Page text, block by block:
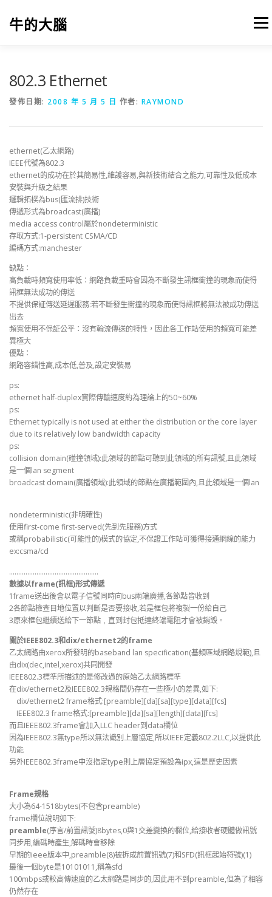
牛的大腦 選單
802.3 Ethernet
發佈日期: 2008 年 5 月 5 日 作者: RAYMOND
ethernet(乙太網路)
IEEE代號為802.3
ethernet的成功在於其簡易性,維護容易,與新技術結合之能力,可靠性及低成本
安裝與升級之結果
邏輯拓樸為bus(匯流排)技術
傳遞形式為broadcast(廣播)
media access control屬於nondeterministic
存取方式:1-persistent CSMA/CD
編碼方式:manchester
缺點：
高負載時頻寬使用率低：網路負載重時會因為不斷發生訊框衝撞的現象而使得
訊框無法成功的傳送
不提供保証傳送延遲服務:若不斷發生衝撞的現象而使得訊框將無法被成功傳送
出去
頻寬使用不保証公平：沒有輪流傳送的特性，因此各工作站使用的頻寬可能差
異極大
優點：
網路容錯性高,成本低,普及,設定安裝易
ps:
ethernet half-duplex實際傳輸速度約為理論上的50~60%
ps:
Ethernet typically is not used at either the distribution or the core layer
due to its relatively low bandwidth capacity
ps:
collision domain(碰撞領域):此領域的節點可聽到此領域的所有訊號,且此領域
是一個lan segment
broadcast domain(廣播領域):此領域的節點在廣播範圍內,且此領域是一個lan
nondeterministic(非明確性)
使用first-come first-served(先到先服務)方式
或稱probabilistic(可能性的)模式的協定,不保證工作站可獲得接通網線的能力
ex:csma/cd
………………………………………….
數據以frame(訊框)形式傳遞
1frame送出後會以電子信號同時向bus兩端廣播,各節點皆收到
2各節點檢查目地位置以判斷是否要接收,若是框包將複製一份給自己
3原來框包繼續送給下一節點﹐直到封包抵達終端電阻才會被銷毀。
關於IEEE802.3和dix/ethernet2的frame
乙太網路由xerox所發明的baseband lan specification(基頻區域網路規範),且
由dix(dec,intel,xerox)共同開發
IEEE802.3標準所描述的是修改過的原始乙太網路標準
在dix/ethernet2及IEEE802.3規格間仍存在一些極小的差異,如下:
dix/ethernet2 frame格式:[preamble][da][sa][type][data][fcs]
IEEE802.3 frame格式:[preamble][da][sa][length][data][fcs]
而且IEEE802.3frame會加入LLC header到data欄位
因為IEEE802.3無type所以無法識別上層協定,所以IEEE定義802.2LLC,以提供此
功能
另外IEEE802.3frame中沒指定type則上層協定預設為ipx,這是歷史因素
Frame規格
大小為64-1518bytes(不包含preamble)
frame欄位說明如下:
preamble(序言/前置訊號)8bytes,0與1交差變換的欄位,給接收者硬體做訊號
同步用,編碼時產生,解碼時會移除
早期的ieee版本中,preamble(8)被拆成前置訊號(7)和SFD(訊框起始符號)(1)
最後一個byte是10101011,稱為sfd
100mbps或較高傳速度的乙太網路是同步的,因此用不到preamble,但為了相容
仍然存在